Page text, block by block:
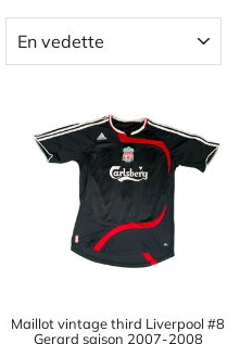
Maillot vintage third Liverpool #8
Gerard saison 2007-2008